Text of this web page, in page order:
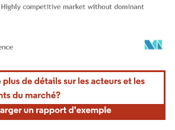
La réutilisation nécessite une attribution sous CC BY